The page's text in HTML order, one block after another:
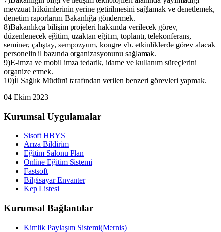
mevzuat hükümlerinin yerine getirilmesini sağlamak ve denetlemek,
denetim raporlarını Bakanlığa göndermek.
8)Bakanlıkça bilişim projeleri hakkında verilecek görev,
düzenlenecek eğitim, uzaktan eğitim, toplantı, telekonferans,
seminer, çalıştay, sempozyum, kongre vb. etkinliklerde görev alacak
personelin il bazında organizasyonunu sağlamak.
9)E-imza ve mobil imza tedarik, idame ve kullanım süreçlerini
organize etmek.
10)İl Sağlık Müdürü tarafından verilen benzeri görevleri yapmak.
04 Ekim 2023
Kurumsal Uygulamalar
Sisoft HBYS
Arıza Bildirim
Eğitim Salonu Plan
Online Eğitim Sistemi
Fastsoft
Bilgisayar Envanter
Kep Listesi
Kurumsal Bağlantılar
Kimlik Paylaşım Sistemi(Mernis)